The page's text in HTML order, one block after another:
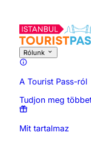
Rólunk
A Tourist Pass-ról
Tudjon meg
Mit tartalmaz